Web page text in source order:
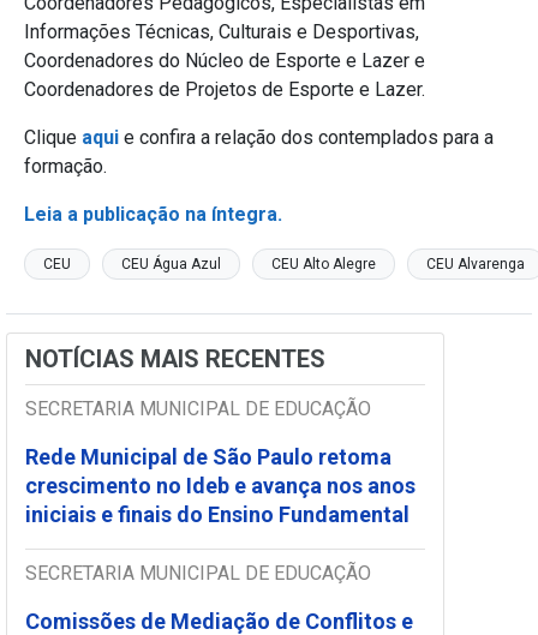
Informações Técnicas, Culturais e Desportivas,
Coordenadores do Núcleo de Esporte e Lazer e
Coordenadores de Projetos de Esporte e Lazer.
Clique aqui e confira a relação dos contemplados para a
formação.
Leia a publicação na íntegra.
CEU CEU Água Azul CEU Alto Alegre CEU Alvarenga
NOTÍCIAS MAIS RECENTES
SECRETARIA MUNICIPAL DE EDUCAÇÃO
Rede Municipal de São Paulo retoma
crescimento no Ideb e avança nos anos
iniciais e finais do Ensino Fundamental
SECRETARIA MUNICIPAL DE EDUCAÇÃO
Comissões de Mediação de Conflitos e